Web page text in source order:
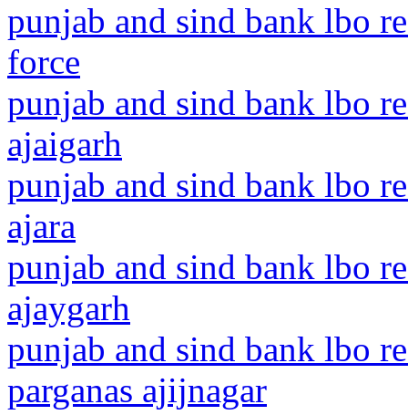
punjab and sind bank lbo
force
punjab and sind bank lbo
ajaigarh
punjab and sind bank lbo
ajara
punjab and sind bank lbo
ajaygarh
punjab and sind bank lbo
parganas ajijnagar